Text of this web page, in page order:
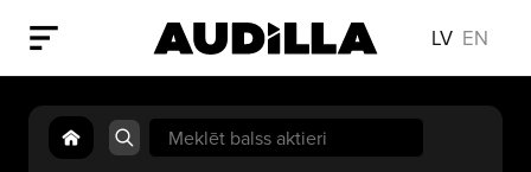
LV EN
Search
for: